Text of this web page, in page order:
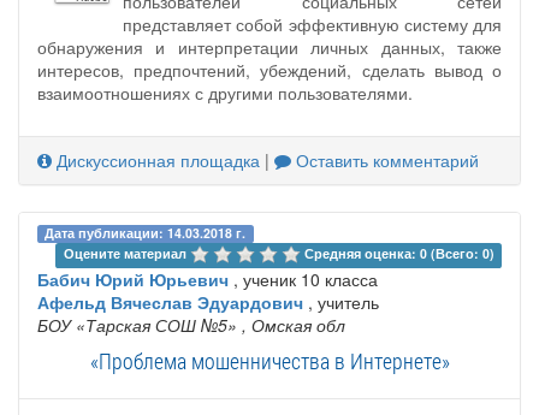
представляет собой эффективную систему для
обнаружения и интерпретации личных данных, также
интересов, предпочтений, убеждений, сделать вывод о
взаимоотношениях с другими пользователями.
Дискуссионная площадка | Оставить комментарий
Дата публикации: 14.03.2018 г.
Оцените материал
Средняя оценка: 0 (Всего: 0)
Бабич Юрий Юрьевич , ученик 10 класса
Афельд Вячеслав Эдуардович , учитель
БОУ «Тарская СОШ №5» , Омская обл
«Проблема мошенничества в Интернете»